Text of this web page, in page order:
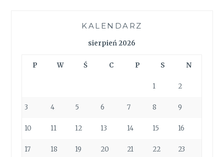
KALENDARZ
sierpień 2026
P W Ś C P S N
1 2
3 4 5 6 7 8 9
10 11 12 13 14 15 16
17 18 19 20 21 22 23